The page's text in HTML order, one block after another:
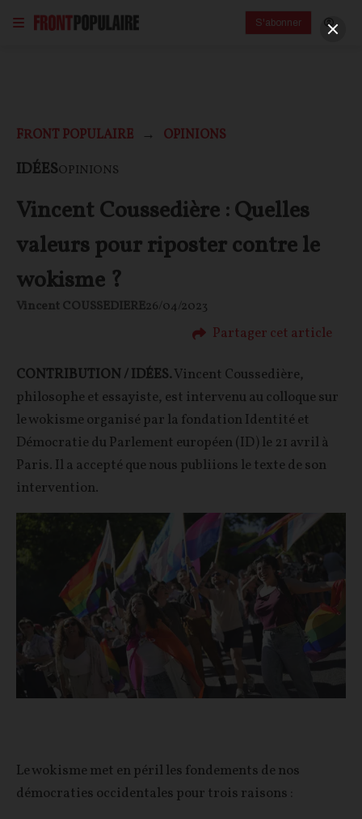
S'abonner
FRONT POPULAIRE OPINIONS
IDÉESOPINIONS
Vincent Coussedière : Quelles
valeurs pour riposter contre le
wokisme ?
Vincent COUSSEDIERE26/04/2023
Partager cet article
CONTRIBUTION / IDÉES.Vincent Coussedière,
philosophe et essayiste, est intervenu au colloque sur
le wokisme organisé par la fondation Identité et
Démocratie du Parlement européen (ID) le 21 avril à
Paris. Il a accepté que nous publiions le texte de son
intervention.
Le wokisme met en péril les fondements de nos
démocraties occidentales pour trois raisons :